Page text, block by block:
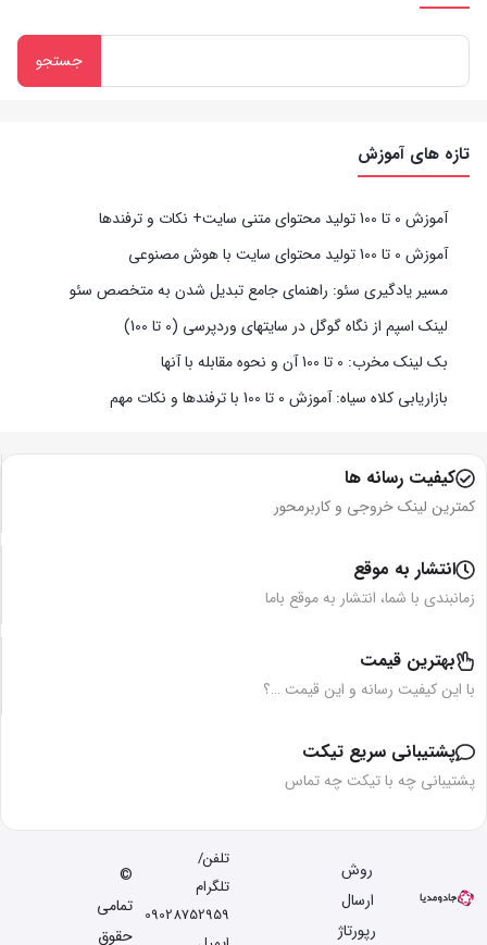
تازه های آموزش
آموزش 0 تا 100 تولید محتوای متنی سایت+ نکات و ترفندها
آموزش 0 تا 100 تولید محتوای سایت با هوش مصنوعی
مسیر یادگیری سئو: راهنمای جامع تبدیل شدن به متخصص سئو
لینک اسپم از نگاه گوگل در سایتهای وردپرسی (0 تا 100)
بک لینک مخرب: 0 تا 100 آن و نحوه مقابله با آنها
بازاریابی کلاه سیاه: آموزش 0 تا 100 با ترفندها و نکات مهم
کیفیت رسانه ها
کمترین لینک خروجی و کاربرمحور
انتشار به موقع
زمانبندی با شما، انتشار به موقع باما
بهترین قیمت
با این کیفیت رسانه و این قیمت …؟
پشتیبانی سریع تیکت
پشتیبانی چه با تیکت چه تماس
روش
ارسال
رپورتاژ
تلفن/
تلگرام
09028752959
©
تمامی
حقوق